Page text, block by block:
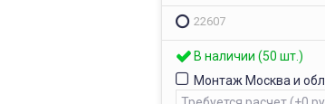
22607
В наличии (50 шт.)
Монтаж Москва и обл.